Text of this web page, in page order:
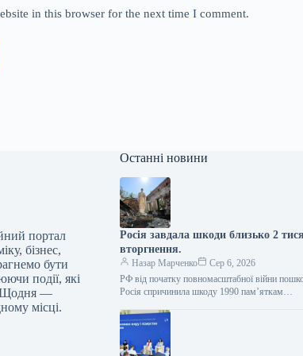
in this browser for the next time I comment.
портал
бізнес,
бути
події, які
Щодня —
місці.
Останні новини
Росія завдала шкоди близько 2
вторгнення.
Назар Марченко
Сер 6, 2026
РФ від початку повномасштабної війни
Росія спричинила шкоду 1990 пам’яткам…